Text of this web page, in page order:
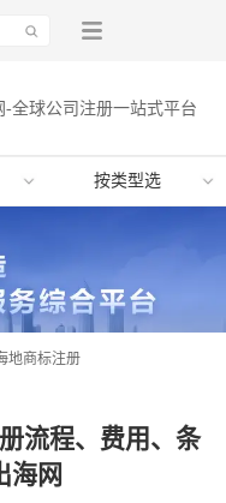
-全球公司注册一站式平台
按类型选
地商标注册
流程、费用、条
海网